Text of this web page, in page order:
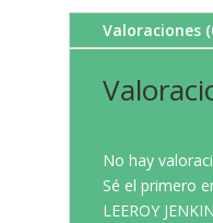
Valoraciones
No hay
Sé el primero
LEEROY